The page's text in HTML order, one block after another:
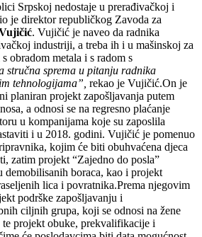
Srpskoj nedostaje u prerađivačkoj i
je direktor republičkog Zavoda za
. Vujičić je naveo da radnika
industriji, a treba ih i u mašinskoj za
obradom metala i s radom s
stručna sprema u pitanju radnika
tehnologijama”, rekao je Vujičić.On je
planiran projekt zapošljavanja putem
a odnosi se na regresno plaćanje
u kompanijama koje su zaposlila
i u 2018. godini. Vujičić je pomenuo
kojim će biti obuhvaćena djeca
zatim projekt “Zajedno do posla”
demobilisanih boraca, kao i projekt
lica i povratnika.Prema njegovim
podrške zapošljavanju i
ciljnih grupa, koji se odnosi na žene
projekt obuke, prekvalifikacije i